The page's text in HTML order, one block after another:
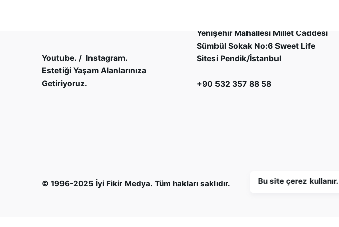
Youtube. / Instagram.
Estetiği Yaşam Alanlarınıza
Getiriyoruz.
Yenişehir Mahallesi Millet Caddesi
Sümbül Sokak No:6 Sweet Life
Sitesi Pendik/İstanbul
+90 532 357 88 58
© 1996-2025 İyi Fikir Medya. Tüm hakları saklıdır. Bu site çerez kullanır.